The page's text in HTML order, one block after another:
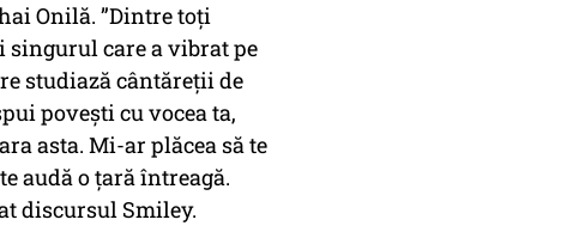
Onilă. ”Dintre toți
singurul care a vibrat pe
studiază cântăreții de
povești cu vocea ta,
asta. Mi-ar plăcea să te
audă o țară întreagă.
discursul Smiley.